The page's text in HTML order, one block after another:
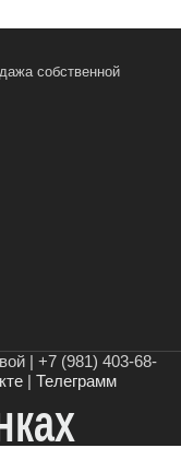
собственной
| +7 (981) 403-68-
| Телеграмм